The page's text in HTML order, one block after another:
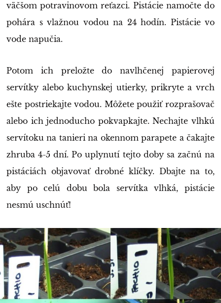
väčšom potravinovom reťazci. Pistácie namočte do
pohára s vlažnou vodou na 24 hodín. Pistácie vo
vode napučia.
Potom ich preložte do navlhčenej papierovej
servítky alebo kuchynskej utierky, prikryte a vrch
ešte postriekajte vodou. Môžete použiť rozprašovač
alebo ich jednoducho pokvapkajte. Nechajte vlhkú
servítoku na tanieri na okennom parapete a čakajte
zhruba 4-5 dní. Po uplynutí tejto doby sa začnú na
pistáciách objavovať drobné klíčky. Dbajte na to,
aby po celú dobu bola servítka vlhká, pistácie
nesmú uschnúť!